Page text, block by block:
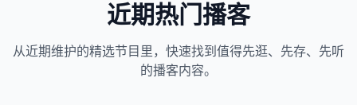
近期热门播客
从近期维护的精选节目里，快速找到值得先逛、先存、先听
的播客内容。